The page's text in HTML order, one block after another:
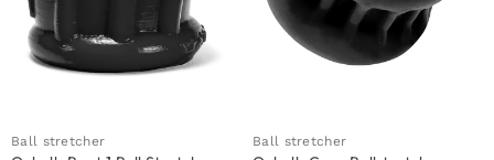
Ball stretcher Ball stretcher